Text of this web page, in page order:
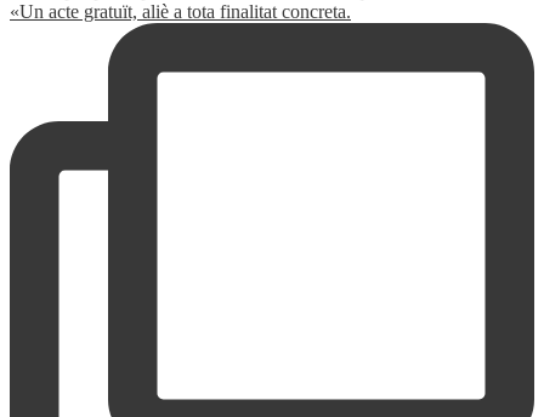
«Un acte gratuït, aliè a tota finalitat concreta.